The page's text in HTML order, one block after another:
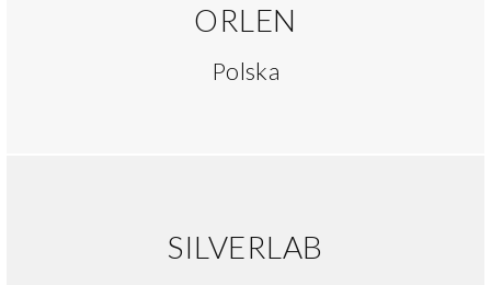
ORLEN
Polska
SILVERLAB